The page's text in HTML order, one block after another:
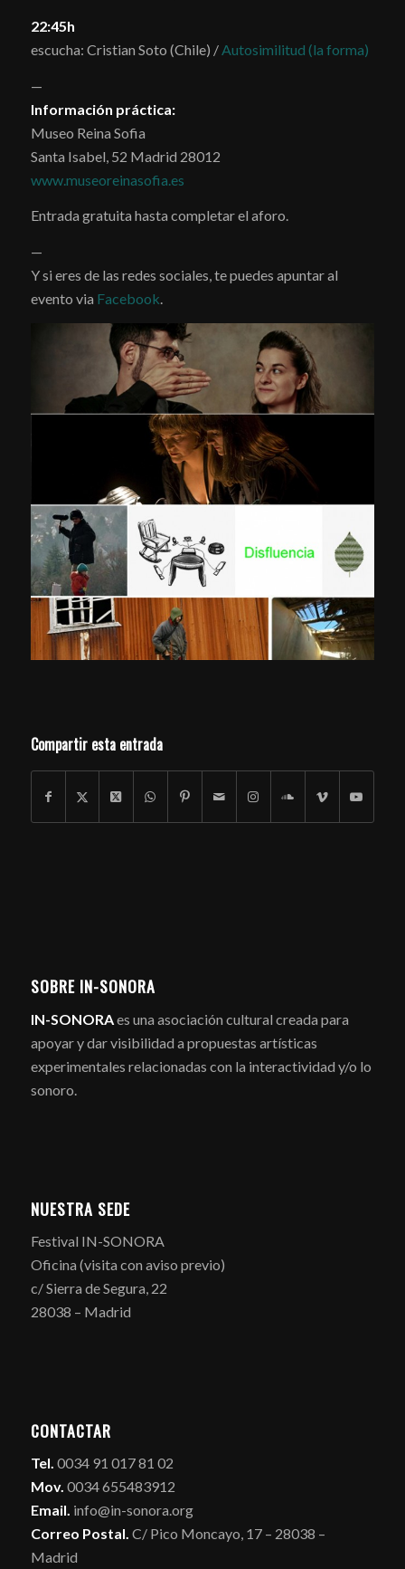
22:45h
escucha: Cristian Soto (Chile) /Autosimilitud (la forma)
—
Información práctica:
Museo Reina Sofia
Santa Isabel, 52 Madrid 28012
www.museoreinasofia.es
Entrada gratuita hasta completar el aforo.
—
Y si eres de las redes sociales, te puedes apuntar al
evento via Facebook.
Compartir esta entrada
SOBRE IN-SONORA
IN-SONORAes una asociación cultural creada para
apoyar y dar visibilidad a propuestas artísticas
experimentales relacionadas con la interactividad y/o lo
sonoro.
NUESTRA SEDE
Festival IN-SONORA
Oficina (visita con aviso previo)
c/ Sierra de Segura, 22
28038 – Madrid
CONTACTAR
Tel. 0034 91 017 81 02
Mov. 0034 655483912
Email. info@in-sonora.org
Correo Postal. C/ Pico Moncayo, 17 – 28038 –
Madrid